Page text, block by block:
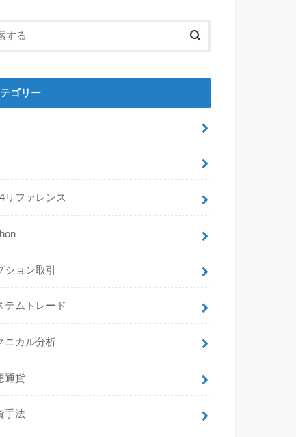
ゴリー
リファレンス
ション取引
テムトレード
ニカル分析
通貨
手法